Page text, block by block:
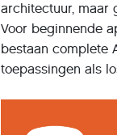
architectuur,
Voor beginnende
bestaan complete
toepassingen als